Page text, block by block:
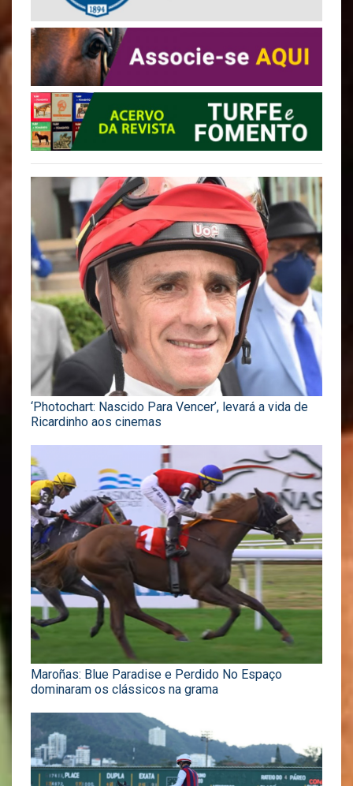
‘Photochart: Nascido Para Vencer’, levará a vida de
Ricardinho aos cinemas
Maroñas: Blue Paradise e Perdido No Espaço
dominaram os clássicos na grama